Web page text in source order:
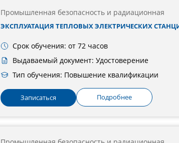
Промышленная безопасность и радиационная
ЭКСПЛУАТАЦИЯ ТЕПЛОВЫХ ЭЛЕКТРИЧЕСКИХ
Срок обучения: от 72 часов
Выдаваемый документ: Удостоверение
Тип обучения: Повышение квалификации
Записаться Подробнее